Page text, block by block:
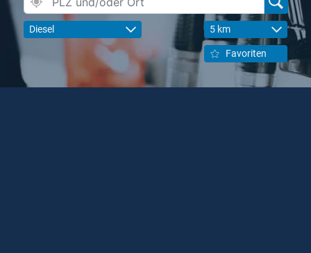
Diesel 5 km
Favoriten